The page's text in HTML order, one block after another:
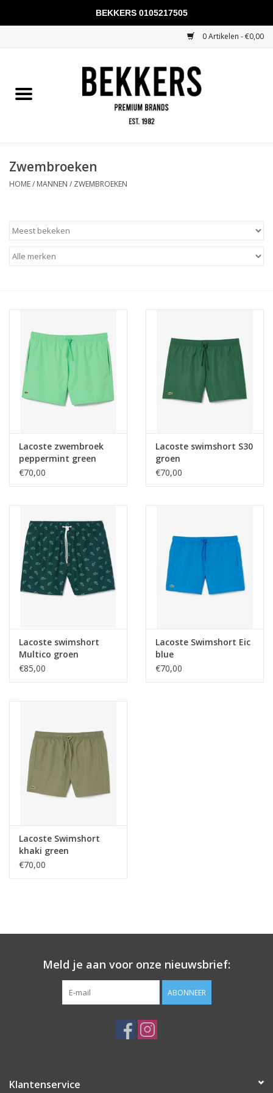
0 Artikelen - €0,00
Mannen
KADOBONNEN
Zwembroeken
HOME/ MANNEN / ZWEMBROEKEN
Lacoste zwembroek
peppermint green
€70,00
Lacoste swimshort S30
groen
€70,00
Lacoste swimshort
Multico groen
€85,00
Lacoste Swimshort Eic
blue
€70,00
Lacoste Swimshort
khaki green
€70,00
Meld je aan voor onze nieuwsbrief:
ABONNEER
Klantenservice
BEKKERS 0105217505